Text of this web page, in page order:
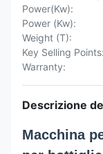
Power(Kw):
Power (Kw):
Weight (T):
Key Selling Points:
Warranty:
Descrizione
Macchina